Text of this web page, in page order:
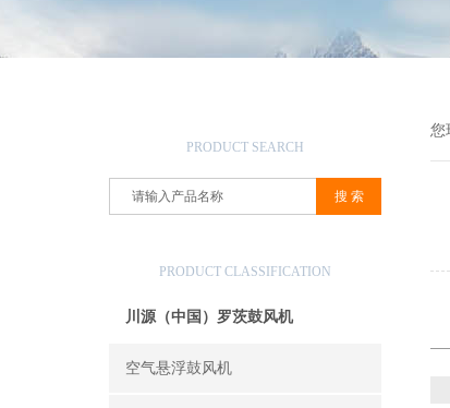
PRODUCT SEARCH
PRODUCT CLASSIFICATION
川源（中国）罗茨鼓风机
空气悬浮鼓风机
您